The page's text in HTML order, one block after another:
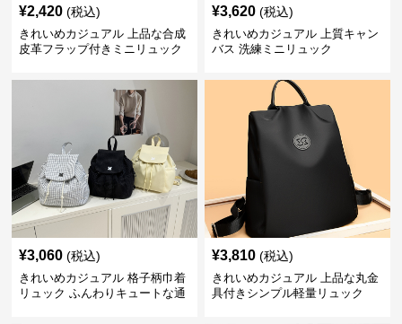
¥2,420 (税込)
きれいめカジュアル 上品な合成
皮革フラップ付きミニリュック
¥3,620 (税込)
きれいめカジュアル 上質キャン
バス 洗練ミニリュック
¥3,060 (税込)
きれいめカジュアル 格子柄巾着
リュック ふんわりキュートな通
¥3,810 (税込)
きれいめカジュアル 上品な丸金
具付きシンプル軽量リュック